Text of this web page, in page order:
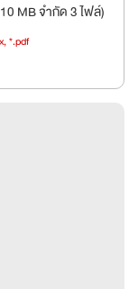
MB จำกัด 3 ไฟล์)
*.pdf